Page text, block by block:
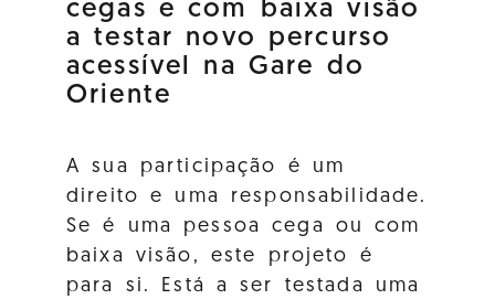
cegas e com baixa visão
a testar novo percurso
acessível na Gare do
Oriente
A sua participação é um
direito e uma responsabilidade.
Se é uma pessoa cega ou com
baixa visão, este projeto é
para si. Está a ser testada uma